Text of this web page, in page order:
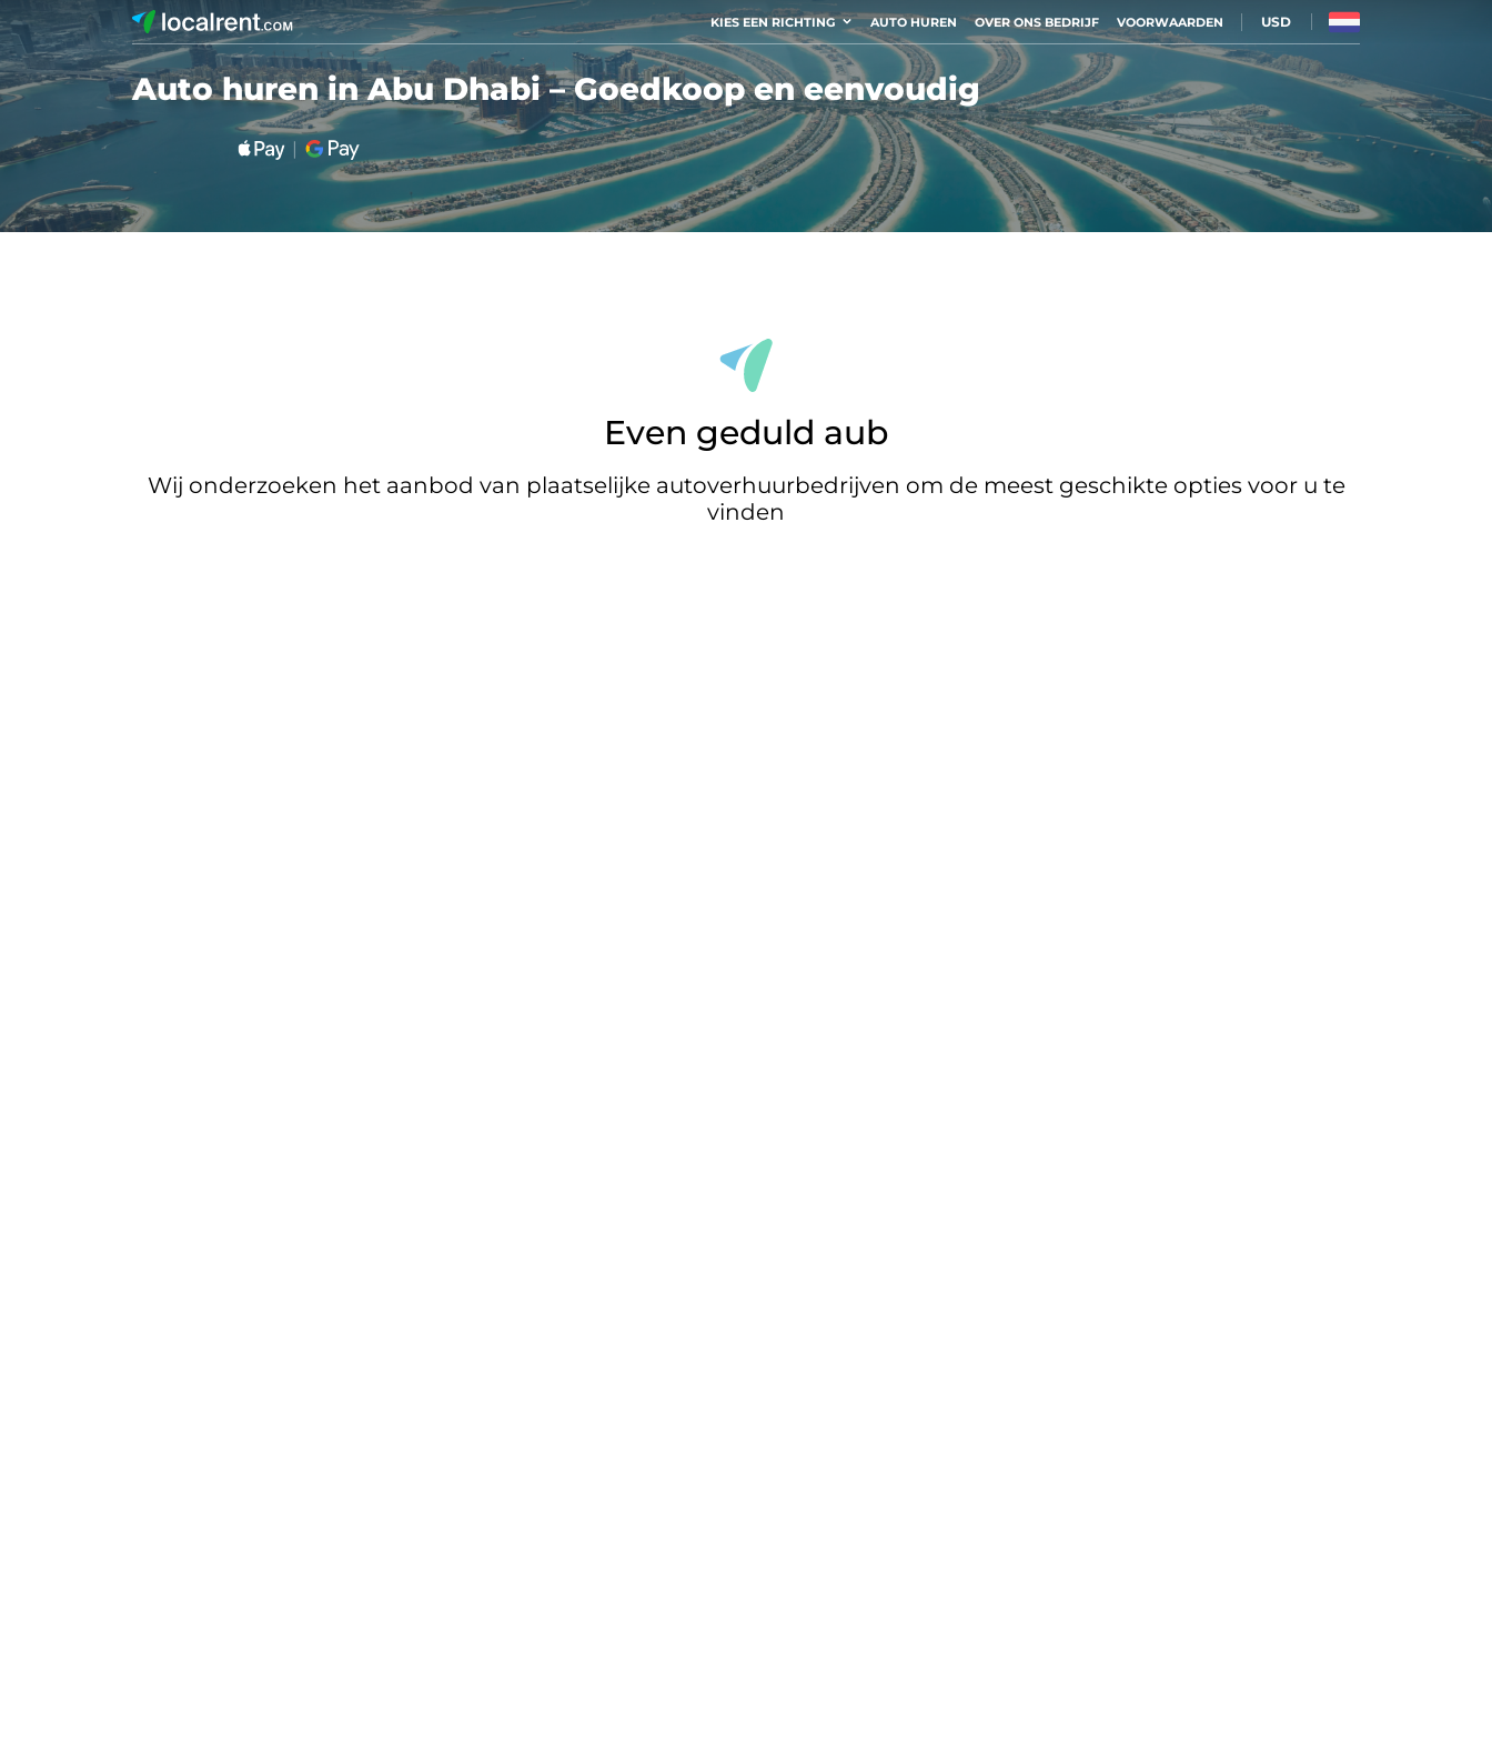
KIES EEN RICHTING AUTO HUREN OVER ONS BEDRIJF VOORWAARDEN USD
Auto huren in Abu Dhabi – Goedkoop en eenvoudig
Even geduld aub
Wij onderzoeken het aanbod van plaatselijke autoverhuurbedrijven om de meest geschikte opties voor u te
vinden